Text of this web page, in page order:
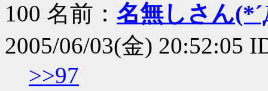
100 名前： 名無しさん
2005/06/03(金) 20:52:05
>>97